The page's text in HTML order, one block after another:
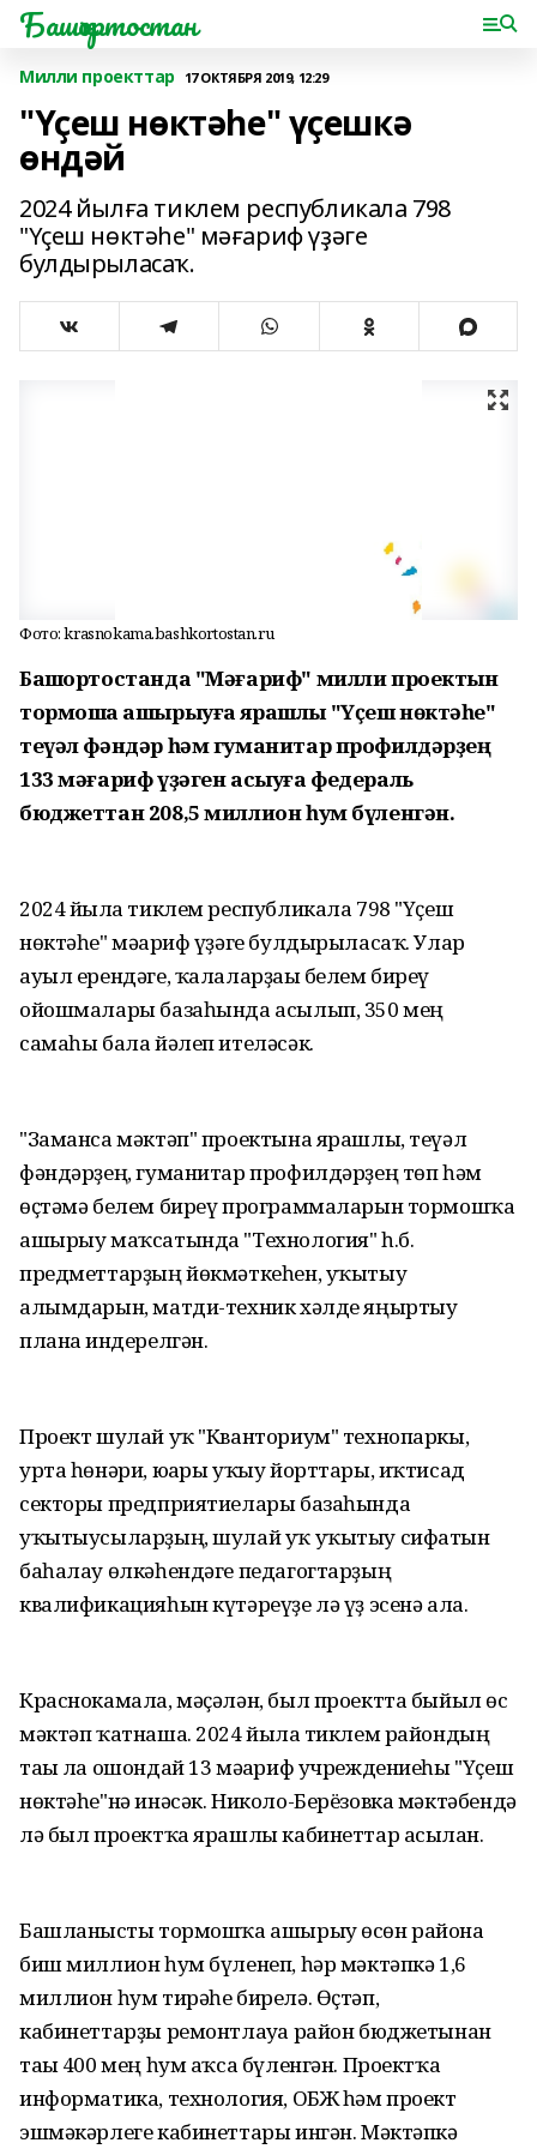
Башҡортостан
Милли проекттар 17 ОКТЯБРЯ 2019, 12:29
"Үҫеш нөктәһе" үҫешкә
өндәй
2024 йылға тиклем республикала 798
"Үҫеш нөктәһе" мәғариф үҙәге
булдырыласаҡ.
Фото: krasnokama.bashkortostan.ru
Башҡортостанда "Мәғариф" милли проектын
тормошҡа ашырыуға ярашлы "Үҫеш нөктәһе"
теүәл фәндәр һәм гуманитар профилдәрҙең
133 мәғариф үҙәген асыуға федераль
бюджеттан 208,5 миллион һум бүленгән.
2024 йылға тиклем республикала 798 "Үҫеш
нөктәһе" мәғариф үҙәге булдырыласаҡ. Улар
ауыл ерендәге, ҡалаларҙағы белем биреү
ойошмалары базаһында асылып, 350 мең
самаһы бала йәлеп ителәсәк.
"Заманса мәктәп" проектына ярашлы, теүәл
фәндәрҙең, гуманитар профилдәрҙең төп һәм
өҫтәмә белем биреү программаларын тормошҡа
ашырыу маҡсатында "Технология" һ.б.
предметтарҙың йөкмәткеһен, уҡытыу
алымдарын, матди-техник хәлде яңыртыу
планға индерелгән.
Проект шулай уҡ "Кванториум" технопаркы,
урта һөнәри, юғары уҡыу йорттары, иҡтисад
секторы предприятиелары базаһында
уҡытыусыларҙың, шулай уҡ уҡытыу сифатын
баһалау өлкәһендәге педагогтарҙың
квалификацияһын күтәреүҙе лә үҙ эсенә ала.
Краснокамала, мәҫәлән, был проектта быйыл өс
мәктәп ҡатнаша. 2024 йылға тиклем райондың
тағы ла ошондай 13 мәғариф учреждениеһы "Үҫеш
нөктәһе"нә инәсәк. Николо-Берёзовка мәктәбендә
лә был проектҡа ярашлы кабинеттар асылған.
Башланғысты тормошҡа ашырыу өсөн районға
биш миллион һум бүленеп, һәр мәктәпкә 1,6
миллион һум тирәһе бирелә. Өҫтәп,
кабинеттарҙы ремонтлауға район бюджетынан
тағы 400 мең һум аҡса бүленгән. Проектҡа
информатика, технология, ОБЖ һәм проект
эшмәкәрлеге кабинеттары ингән. Мәктәпкә